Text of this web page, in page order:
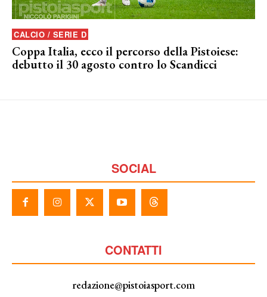
CALCIO / SERIE D
Coppa Italia, ecco il percorso della Pistoiese:
debutto il 30 agosto contro lo Scandicci
SOCIAL
CONTATTI
redazione@pistoiasport.com